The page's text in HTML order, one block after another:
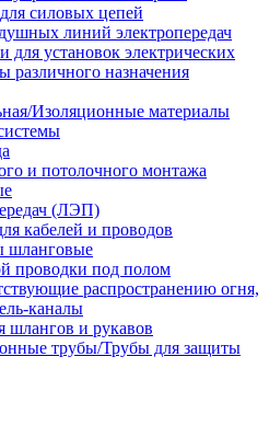
силовых цепей
линий электропередач
для установок электрических
назначения
Изоляционные материалы
и потолочного монтажа
(ЛЭП)
кабелей и проводов
шланговые
проводки под полом
распространению огня,
каналы
шлангов и рукавов
трубы/Трубы для защиты